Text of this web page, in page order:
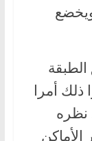
ذلك أمرا
نظره
الأماكن